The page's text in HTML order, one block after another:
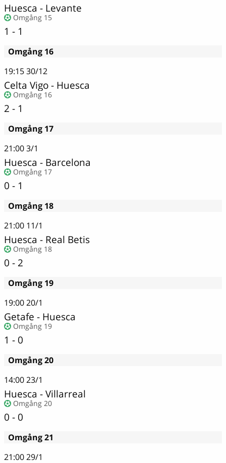
Huesca - Levante
Omgång 15
1 - 1
Omgång 16
19:1530/12
Celta Vigo- Huesca
Omgång 16
2 - 1
Omgång 17
21:003/1
Huesca - Barcelona
Omgång 17
0 - 1
Omgång 18
21:00 11/1
Huesca - Real Betis
Omgång 18
0 - 2
Omgång 19
19:0020/1
Getafe - Huesca
Omgång 19
1 - 0
Omgång 20
14:0023/1
Huesca - Villarreal
Omgång 20
0 - 0
Omgång 21
21:0029/1